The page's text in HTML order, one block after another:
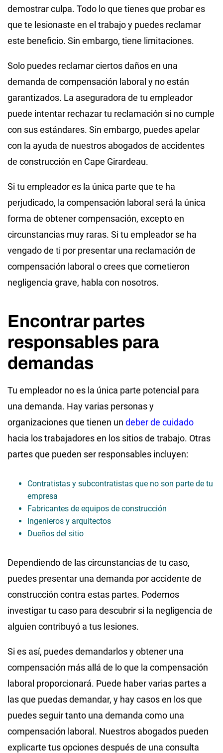
demostrar culpa. Todo lo que tienes que probar es
que te lesionaste en el trabajo y puedes reclamar
este beneficio. Sin embargo, tiene limitaciones.
Solo puedes reclamar ciertos daños en una
demanda de compensación laboral y no están
garantizados. La aseguradora de tu empleador
puede intentar rechazar tu reclamación si no cumple
con sus estándares. Sin embargo, puedes apelar
con la ayuda de nuestros abogados de accidentes
de construcción en Cape Girardeau.
Si tu empleador es la única parte que te ha
perjudicado, la compensación laboral será la única
forma de obtener compensación, excepto en
circunstancias muy raras. Si tu empleador se ha
vengado de ti por presentar una reclamación de
compensación laboral o crees que cometieron
negligencia grave, habla con nosotros.
Encontrar partes
responsables para
demandas
Tu empleador no es la única parte potencial para
una demanda. Hay varias personas y
organizaciones que tienen un deber de cuidado
hacia los trabajadores en los sitios de trabajo. Otras
partes que pueden ser responsables incluyen:
Contratistas y subcontratistas que no son parte de tu
empresa
Fabricantes de equipos de construcción
Ingenieros y arquitectos
Dueños del sitio
Dependiendo de las circunstancias de tu caso,
puedes presentar una demanda por accidente de
construcción contra estas partes. Podemos
investigar tu caso para descubrir si la negligencia de
alguien contribuyó a tus lesiones.
Si es así, puedes demandarlos y obtener una
compensación más allá de lo que la compensación
laboral proporcionará. Puede haber varias partes a
las que puedas demandar, y hay casos en los que
puedes seguir tanto una demanda como una
compensación laboral. Nuestros abogados pueden
explicarte tus opciones después de una consulta